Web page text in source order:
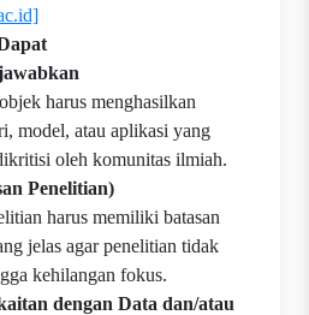
harus menghasilkan
model, atau aplikasi yang
oleh komunitas ilmiah.
Penelitian)
harus memiliki batasan
jelas agar penelitian tidak
kehilangan fokus.
dengan Data dan/atau